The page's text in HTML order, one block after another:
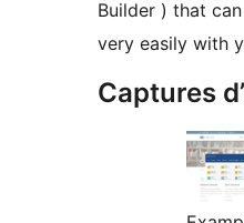
Builder ) that
very easily with
Captures